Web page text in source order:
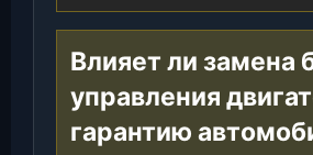
Влияет ли замена
управления
гарантию